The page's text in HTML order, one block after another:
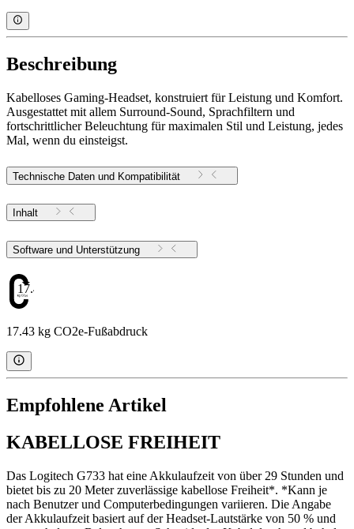
Beschreibung
Kabelloses Gaming-Headset, konstruiert für Leistung und Komfort.
Ausgestattet mit allem Surround-Sound, Sprachfiltern und
fortschrittlicher Beleuchtung für maximalen Stil und Leistung, jedes
Mal, wenn du einsteigst.
Technische Daten und Kompatibilität
Inhalt
Software und Unterstützung
17.43
17.43 kg CO2e-Fußabdruck
Empfohlene Artikel
KABELLOSE FREIHEIT
Das Logitech G733 hat eine Akkulaufzeit von über 29 Stunden und
bietet bis zu 20 Meter zuverlässige kabellose Freiheit*. *Kann je
nach Benutzer und Computerbedingungen variieren. Die Angabe
der Akkulaufzeit basiert auf der Headset-Lautstärke von 50 % und